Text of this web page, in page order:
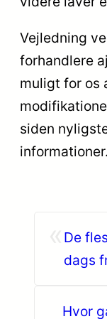
Vejledning
forhandlere
muligt for os
siden
informationer.
De
dags
Hvor